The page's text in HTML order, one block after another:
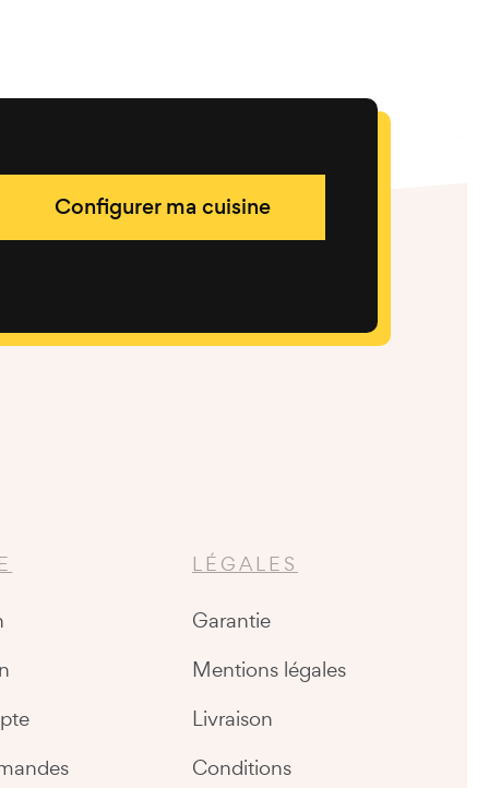
Configurer ma cuisine
LÉGALES
Garantie
Mentions légales
Livraison
Conditions